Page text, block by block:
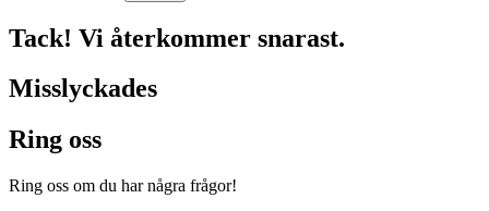
Tack! Vi återkommer snarast.
Misslyckades
Ring oss
Ring oss om du har några frågor!